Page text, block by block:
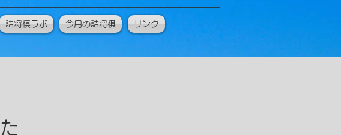
詰将棋ラボ 今月の詰将棋 リンク